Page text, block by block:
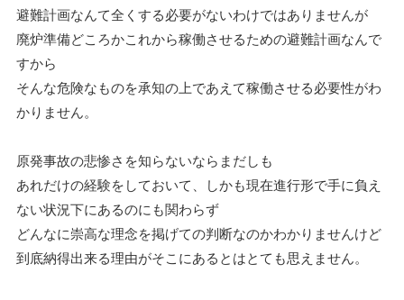
避難計画なんて全くする必要がないわけではありませんが
廃炉準備どころかこれから稼働させるための避難計画なんで
すから
そんな危険なものを承知の上であえて稼働させる必要性がわ
かりません。
原発事故の悲惨さを知らないならまだしも
あれだけの経験をしておいて、しかも現在進行形で手に負え
ない状況下にあるのにも関わらず
どんなに崇高な理念を掲げての判断なのかわかりませんけど
到底納得出来る理由がそこにあるとはとても思えません。